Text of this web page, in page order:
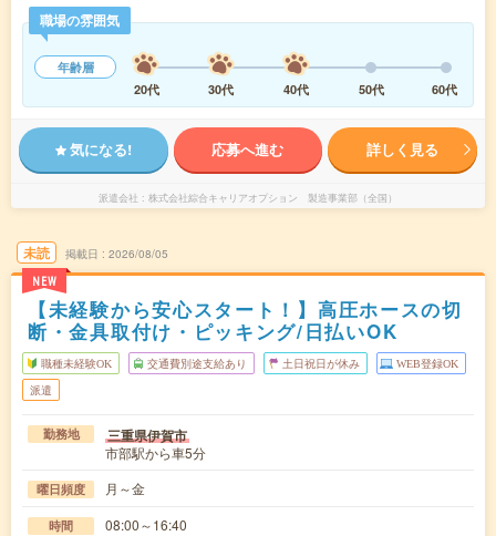
職場の雰囲気
年齢層
20代
30代 40代 50代 60代
気になる! 応募へ進む 詳しく見る
派遣会社 株式会社綜合キャリアオプション 製造事業部（全国）
未読
NEW
掲載日 2026/08/05
【未経験から安心スタート！】高圧ホースの切
断・金具取付け・ピッキング/日払いOK
職種未経験OK 交通費別途支給あり 土日祝日が休み WEB登録OK
派遣
勤務地 三重県伊賀市
市部駅から車5分
曜日頻度 月～金
時間 08:00～16:40